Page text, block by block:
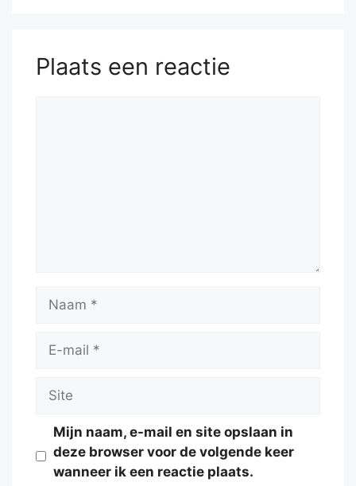
Plaats een reactie
Naam
Site
Mijn naam, e-mail en site opslaan in
deze browser voor de volgende keer
wanneer ik een reactie plaats.